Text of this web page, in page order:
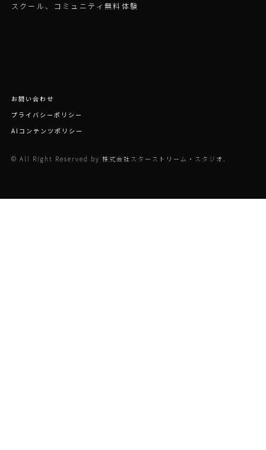
スクール、コミュニティ無料体験
お問い合わせ
プライバシーポリシー
AIコンテンツポリシー
© All Right Reserved by 株式会社スターストリーム・スタジオ.